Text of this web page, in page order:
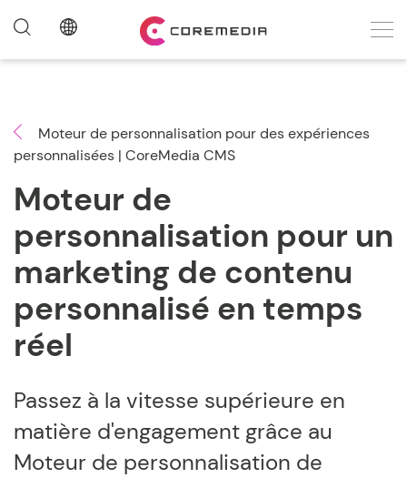
Moteur de personnalisation pour des expériences
personnalisées | CoreMedia CMS
Moteur de
personnalisation pour un
marketing de contenu
personnalisé en temps
réel
Passez à la vitesse supérieure en
matière d'engagement grâce au
Moteur de personnalisation de